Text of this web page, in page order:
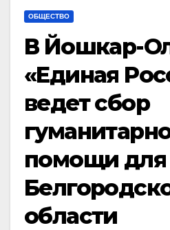
ОБЩЕСТВО
В Йошкар-
«Единая
ведет сбор
помощи
области